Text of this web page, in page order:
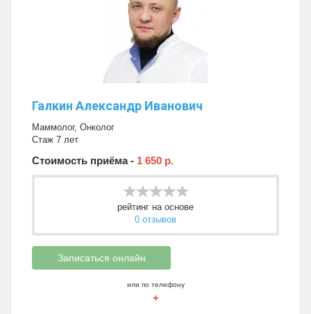
Галкин Александр Иванович
Маммолог, Онколог
Стаж 7 лет
Стоимость приёма - 1 650 р.
рейтинг на основе
0 отзывов
Записаться онлайн
или по телефону
+